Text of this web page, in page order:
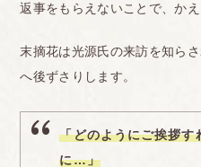
返事をもらえないことで、か
末摘花は光源氏の来訪を知ら
へ後ずさりします。
「どのようにご挨拶す
に…」